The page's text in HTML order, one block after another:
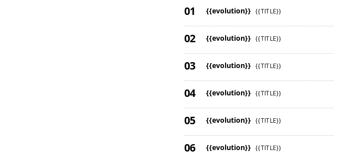
{{evolution}} {{TITLE}}
{{evolution}} {{TITLE}}
{{evolution}} {{TITLE}}
{{evolution}} {{TITLE}}
{{evolution}} {{TITLE}}
{{evolution}} {{TITLE}}